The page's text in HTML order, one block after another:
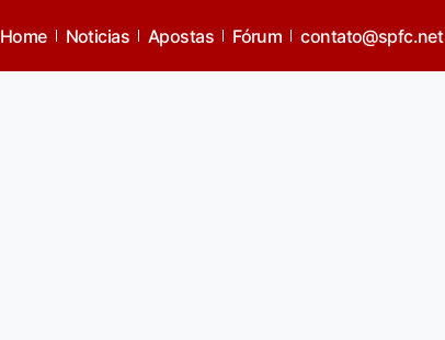
Home Noticias Apostas Fórum contato@spfc.net